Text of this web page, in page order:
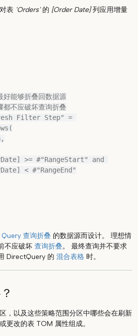
表 'Orders'的 [Order Date]列应用增量
能够折叠回数据源
不应破坏查询折叠
Filter Step" =
查询折叠 的数据源而设计。 理想情
不应破坏 查询折叠。 最终查询并不要求
DirectQuery 的 混合表格 时。
，以及这些策略范围分区中哪些会在刷新
更改的表 TOM 属性组成。